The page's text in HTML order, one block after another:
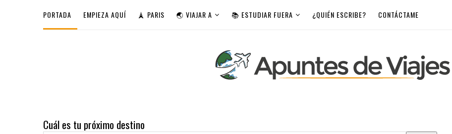
PORTADA EMPIEZA AQUÍ 🗼 PARIS 🌏 VIAJAR A 📚 ESTUDIAR FUERA ¿QUIÉN ESCRIBE? CONTÁCTAME
Cuál es tu próximo destino